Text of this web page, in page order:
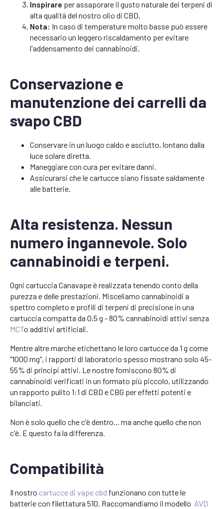
Inspirare per assaporare il gusto naturale dei terpeni di
alta qualità del nostro olio di CBD.
Nota: In caso di temperature molto basse può essere
necessario un leggero riscaldamento per evitare
l'addensamento dei cannabinoidi.
Conservazione e
manutenzione dei carrelli da
svapo CBD
Conservare in un luogo caldo e asciutto, lontano dalla
luce solare diretta.
Maneggiare con cura per evitare danni.
Assicurarsi che le cartucce siano fissate saldamente
alle batterie.
Alta resistenza. Nessun
numero ingannevole. Solo
cannabinoidi e terpeni.
Ogni cartuccia Canavape è realizzata tenendo conto della
purezza e delle prestazioni. Misceliamo cannabinoidi a
spettro completo e profili di terpeni di precisione in una
cartuccia compatta da 0,5 g - 80% cannabinoidi attivi senza
MCTo additivi artificiali.
Mentre altre marche etichettano le loro cartucce da 1 g come
"1000 mg", i rapporti di laboratorio spesso mostrano solo 45-
55% di principi attivi. Le nostre forniscono 80% di
cannabinoidi verificati in un formato più piccolo, utilizzando
un rapporto pulito 1:1 di CBD e CBG per effetti potenti e
bilanciati.
Non è solo quello che c'è dentro... ma anche quello che non
c'è. E questo fa la differenza.
Compatibilità
Il nostro cartucce di vape cbd funzionano con tutte le
batterie con filettatura 510. Raccomandiamo il modello AVD